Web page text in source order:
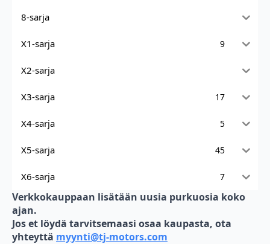
8-sarja
X1-sarja 9
X2-sarja
X3-sarja 17
X4-sarja 5
X5-sarja 45
X6-sarja 7
Verkkokauppaan lisätään uusia purkuosia koko
ajan.
Jos et löydä tarvitsemaasi osaa kaupasta, ota
yhteyttä myynti@tj-motors.com